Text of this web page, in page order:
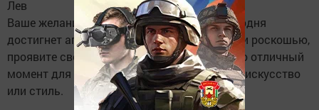
Лев
Ваше желание быть в центре внимания сегодня
достигнет апогея! Окружите себя красотой и роскошью,
проявите свои творческие способности. Это отличный
момент для самовыражения, будь то через искусство
или стиль.